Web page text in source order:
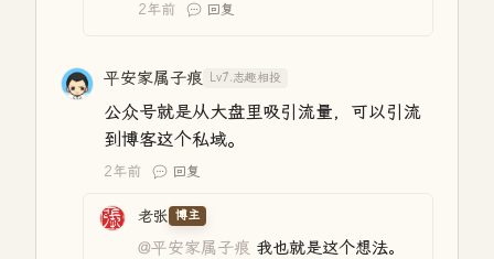
2年前 回复
平安家属子痕 Lv7.志趣相投
公众号就是从大盘里吸引流量，可以引流
到博客这个私域。
2年前 回复
老张 博主
@平安家属子痕 我也就是这个想法。